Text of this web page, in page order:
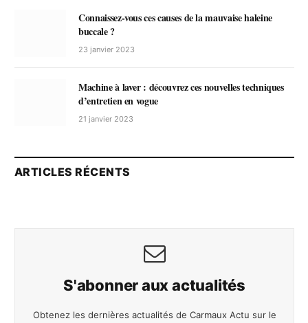
Connaissez-vous ces causes de la mauvaise haleine
buccale ?
23 janvier 2023
Machine à laver : découvrez ces nouvelles techniques
d’entretien en vogue
21 janvier 2023
ARTICLES RÉCENTS
S'abonner aux actualités
Obtenez les dernières actualités de Carmaux Actu sur le